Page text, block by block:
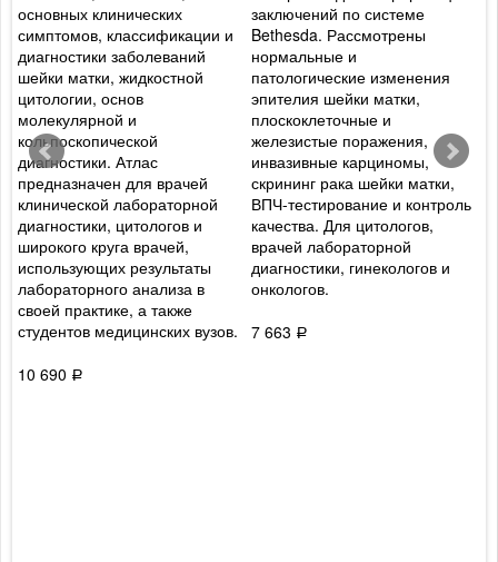
основных клинических
симптомов, классификации и
диагностики заболеваний
шейки матки, жидкостной
цитологии, основ
молекулярной и
кольпоскопической
диагностики. Атлас
предназначен для врачей
клинической лабораторной
диагностики, цитологов и
широкого круга врачей,
использующих результаты
лабораторного анализа в
своей практике, а также
студентов медицинских вузов.
10 690 Р
заключений по системе
Bethesda. Рассмотрены
нормальные и
патологические изменения
эпителия шейки матки,
плоскоклеточные и
железистые поражения,
инвазивные карциномы,
скрининг рака шейки матки,
ВПЧ-тестирование и контроль
качества. Для цитологов,
врачей лабораторной
диагностики, гинекологов и
онкологов.
7 663 Р